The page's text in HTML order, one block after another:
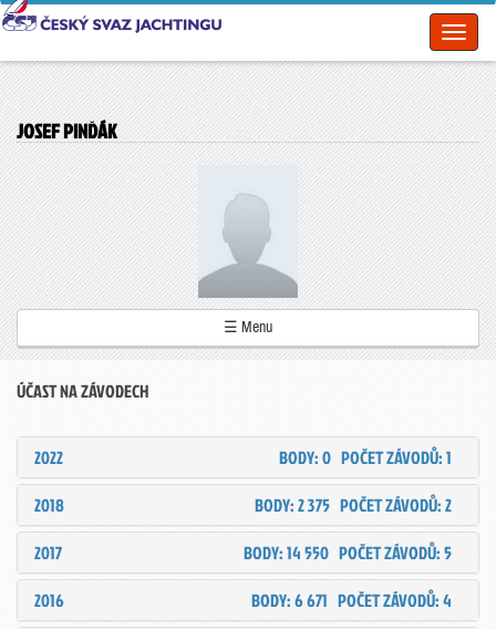
JOSEF PINĎÁK
☰ Menu
ÚČAST NA ZÁVODECH
2022 POČET ZÁVODŮ: 1
BODY: 0
2018
POČET ZÁVODŮ: 2
BODY: 2 375
2017
POČET ZÁVODŮ: 5
BODY: 14 550
2016
POČET ZÁVODŮ: 4
BODY: 6 671